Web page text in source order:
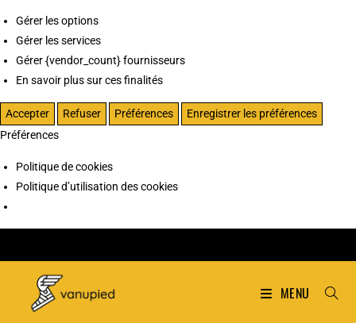
Gérer les options
Gérer les services
Gérer {vendor_count} fournisseurs
En savoir plus sur ces finalités
Accepter Refuser Préférences
Enregistrer les préférences
Préférences
Politique de cookies
Politique d’utilisation des cookies
MENU